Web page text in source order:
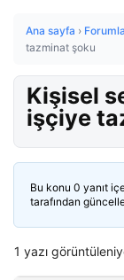
Ana sayfa ›
tazminat şoku
Kişisel
işçiye
Bu konu 0 yanıt
tarafından
1 yazı